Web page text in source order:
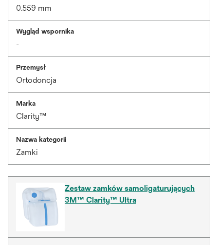
0.559 mm
Wygląd wspornika
-
Przemysł
Ortodoncja
Marka
Clarity™
Nazwa kategorii
Zamki
Zestaw zamków samoligaturujących
3M™ Clarity™ Ultra